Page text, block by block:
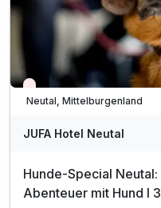
Nur noch Restplätze
Neutal, Mittelburgenland
JUFA Hotel Neutal
Hunde-Special
Abenteuer mit Hund I